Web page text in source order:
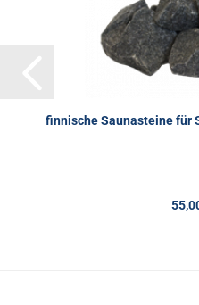
finnische Saunasteine für